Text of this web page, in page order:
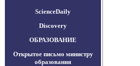
ScienceDaily
Discovery
ОБРАЗОВАНИЕ
Открытое письмо министру
образования